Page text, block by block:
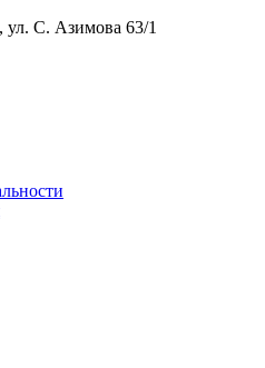
С. Азимова 63/1